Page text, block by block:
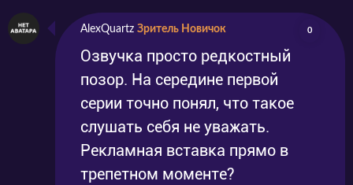
AlexQuartz Зритель Новичок 0
Озвучка просто редкостный
позор. На середине первой
серии точно понял, что такое
слушать себя не уважать.
Рекламная вставка прямо в
трепетном моменте?